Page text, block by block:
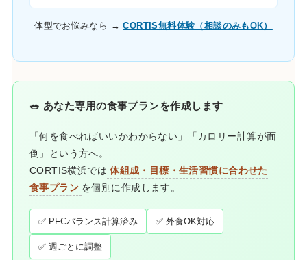
体型でお悩みなら →CORTIS無料体験（相談のみもOK）
🥗 あなた専用の食事プランを作成します
「何を食べればいいかわからない」「カロリー計算が面
倒」という方へ。
CORTIS横浜では 体組成・目標・生活習慣に合わせた
食事プラン を個別に作成します。
✅ PFCバランス計算済み ✅ 外食OK対応
✅ 週ごとに調整